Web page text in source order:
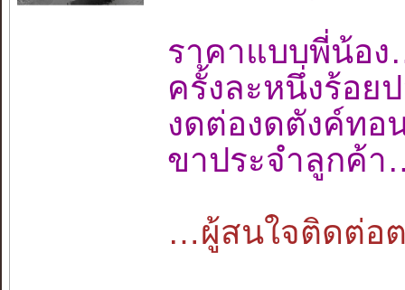
ราคาแบบพี่น้
ครั้งละหนึ่งร้อ
งดต่องดตังค์ท
ขาประจำลูกค้
…ผู้สนใจติดต่อต